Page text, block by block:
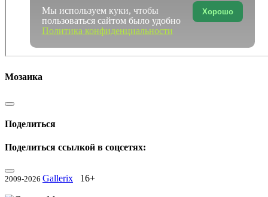
Мозаика
Поделиться
Поделиться ссылкой в соцсетях:
2009-2026 Gallerix 16+
Хорошо
Мы используем куки, чтобы
пользоваться сайтом было удобно
Политика конфиденциальности